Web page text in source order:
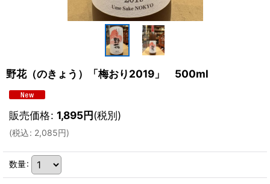
野花（のきょう）「梅おり2019」 500ml
販売価格: 1,895円(税別)
(税込: 2,085円)
数量: